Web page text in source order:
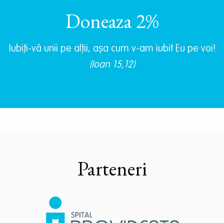
Doneaza 2%
Iubiţi-vă unii pe alţii, aşa cum v-am iubit Eu pe voi!
(Ioan 15,12)
Parteneri